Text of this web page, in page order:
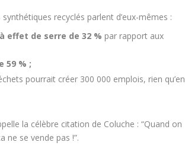
recyclés parlent d’eux-mêmes :
effet de serre de 32 % par rapport aux
59 % ;
pourrait créer 300 000 emplois, rien qu’en
la célèbre citation de Coluche : “Quand on
ne se vende pas !”.